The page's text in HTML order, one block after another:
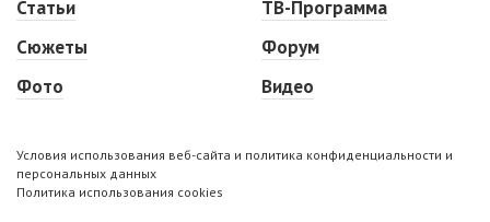
Статьи
Сюжеты
Фото
ТВ-Программа
Форум
Видео
Условия использования веб-сайта и политика конфиденциальности и
персональных данных
Политика использования cookies